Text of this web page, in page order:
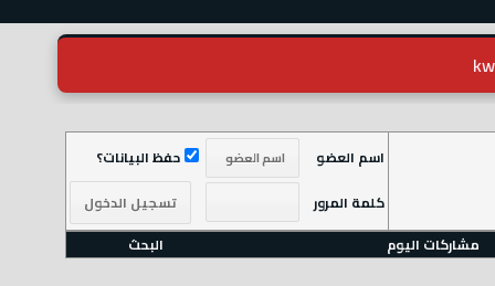
اسم العضو
حفظ البيانات؟
كلمة المرور
مشاركات اليوم البحث